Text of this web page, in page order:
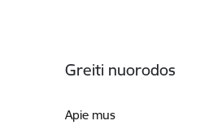
Greiti nuorodos
Apie mus